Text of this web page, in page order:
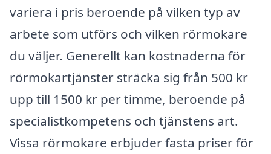
variera i pris beroende på vilken typ av
arbete som utförs och vilken rörmokare
du väljer. Generellt kan kostnaderna för
rörmokartjänster sträcka sig från 500 kr
upp till 1500 kr per timme, beroende på
specialistkompetens och tjänstens art.
Vissa rörmokare erbjuder fasta priser för